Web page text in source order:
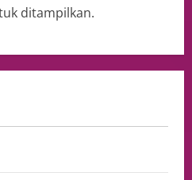
ditampilkan.